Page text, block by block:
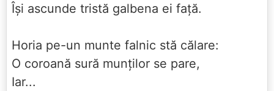
Îşi ascunde tristă galbena ei faţă.
Horia pe-un munte falnic stă călare:
O coroană sură munţilor se pare,
Iar...